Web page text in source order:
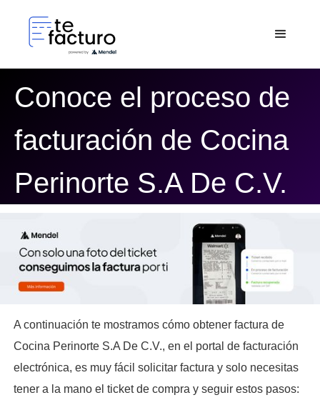
Conoce el proceso de
facturación de Cocina
Perinorte S.A De C.V.
A continuación te mostramos cómo obtener factura de
Cocina Perinorte S.A De C.V., en el portal de facturación
electrónica, es muy fácil solicitar factura y solo necesitas
tener a la mano el ticket de compra y seguir estos pasos:​